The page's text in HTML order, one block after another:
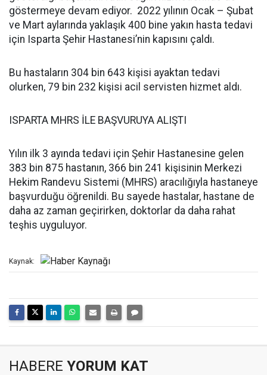
göstermeye devam ediyor. 2022 yılının Ocak – Şubat
ve Mart aylarında yaklaşık 400 bine yakın hasta tedavi
için Isparta Şehir Hastanesi’nin kapısını çaldı.
Bu hastaların 304 bin 643 kişisi ayaktan tedavi
olurken, 79 bin 232 kişisi acil servisten hizmet aldı.
ISPARTA MHRS İLE BAŞVURUYA ALIŞTI
Yılın ilk 3 ayında tedavi için Şehir Hastanesine gelen
383 bin 875 hastanın, 366 bin 241 kişisinin Merkezi
Hekim Randevu Sistemi (MHRS) aracılığıyla hastaneye
başvurduğu öğrenildi. Bu sayede hastalar, hastane de
daha az zaman geçirirken, doktorlar da daha rahat
teşhis uyguluyor.
Kaynak:
HABERE YORUM KAT